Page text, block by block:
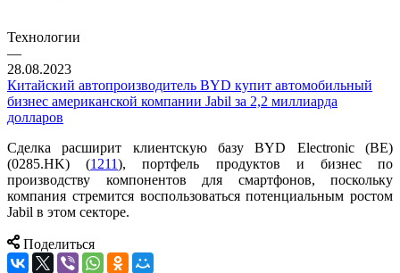
Технологии
—
28.08.2023
Китайский автопроизводитель BYD купит автомобильный
бизнес американской компании Jabil за 2,2 миллиарда
долларов
Сделка расширит клиентскую базу BYD Electronic (BE)
(0285.HK) (1211), портфель продуктов и бизнес по
производству компонентов для смартфонов, поскольку
компания стремится воспользоваться потенциальным ростом
Jabil в этом секторе.
Поделиться